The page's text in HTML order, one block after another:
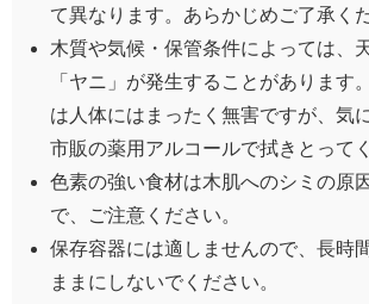
て異なります。あらかじめご了承く
木質や気候・保管条件によっては、
「ヤニ」が発生することがあります
は人体にはまったく無害ですが、気
市販の薬用アルコールで拭きとって
色素の強い食材は木肌へのシミの原
で、ご注意ください。
保存容器には適しませんので、長時
ままにしないでください。